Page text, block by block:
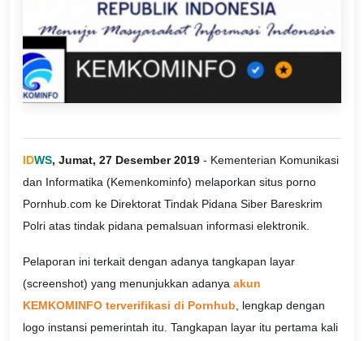
IDWS, Jumat, 27 Desember 2019 - Kementerian Komunikasi
dan Informatika (Kemenkominfo) melaporkan situs porno
Pornhub.com ke Direktorat Tindak Pidana Siber Bareskrim
Polri atas tindak pidana pemalsuan informasi elektronik.
Pelaporan ini terkait dengan adanya tangkapan layar
(screenshot) yang menunjukkan adanya akun
KEMKOMINFO terverifikasi di Pornhub , lengkap dengan
logo instansi pemerintah itu. Tangkapan layar itu pertama kali